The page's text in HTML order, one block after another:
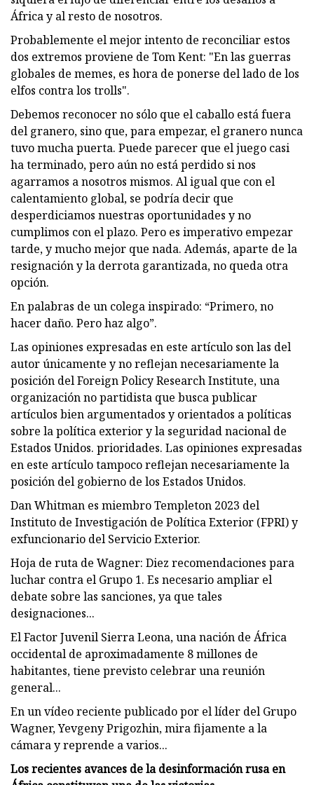
África y al resto de nosotros.
Probablemente el mejor intento de reconciliar estos
dos extremos proviene de Tom Kent: "En las guerras
globales de memes, es hora de ponerse del lado de los
elfos contra los trolls".
Debemos reconocer no sólo que el caballo está fuera
del granero, sino que, para empezar, el granero nunca
tuvo mucha puerta. Puede parecer que el juego casi
ha terminado, pero aún no está perdido si nos
agarramos a nosotros mismos. Al igual que con el
calentamiento global, se podría decir que
desperdiciamos nuestras oportunidades y no
cumplimos con el plazo. Pero es imperativo empezar
tarde, y mucho mejor que nada. Además, aparte de la
resignación y la derrota garantizada, no queda otra
opción.
En palabras de un colega inspirado: “Primero, no
hacer daño. Pero haz algo”.
Las opiniones expresadas en este artículo son las del
autor únicamente y no reflejan necesariamente la
posición del Foreign Policy Research Institute, una
organización no partidista que busca publicar
artículos bien argumentados y orientados a políticas
sobre la política exterior y la seguridad nacional de
Estados Unidos. prioridades. Las opiniones expresadas
en este artículo tampoco reflejan necesariamente la
posición del gobierno de los Estados Unidos.
Dan Whitman es miembro Templeton 2023 del
Instituto de Investigación de Política Exterior (FPRI) y
exfuncionario del Servicio Exterior.
Hoja de ruta de Wagner: Diez recomendaciones para
luchar contra el Grupo 1. Es necesario ampliar el
debate sobre las sanciones, ya que tales
designaciones...
El Factor Juvenil Sierra Leona, una nación de África
occidental de aproximadamente 8 millones de
habitantes, tiene previsto celebrar una reunión
general...
En un vídeo reciente publicado por el líder del Grupo
Wagner, Yevgeny Prigozhin, mira fijamente a la
cámara y reprende a varios...
Los recientes avances de la desinformación rusa en